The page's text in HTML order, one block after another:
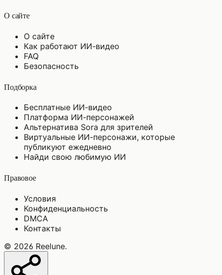
О сайте
О сайте
Как работают ИИ-видео
FAQ
Безопасность
Подборка
Бесплатные ИИ-видео
Платформа ИИ-персонажей
Альтернатива Sora для зрителей
Виртуальные ИИ-персонажи, которые
публикуют ежедневно
Найди свою любимую ИИ
Правовое
Условия
Конфиденциальность
DMCA
Контакты
© 2026 Reelune.